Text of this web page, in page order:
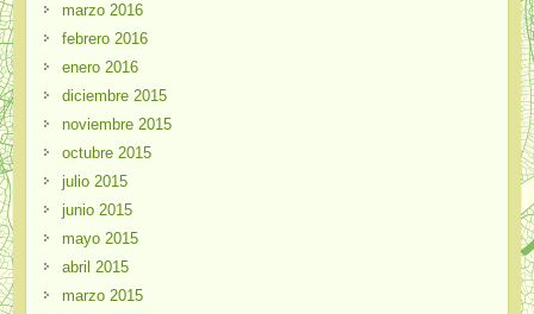
marzo 2016
febrero 2016
enero 2016
diciembre 2015
noviembre 2015
octubre 2015
julio 2015
junio 2015
mayo 2015
abril 2015
marzo 2015